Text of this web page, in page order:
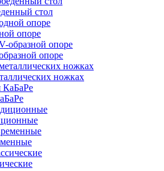
стол
опоре
опоре
ножках